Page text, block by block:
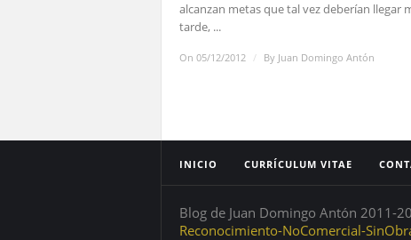
alcanzan metas que tal vez deberían llegar
tarde, ...
On 05/12/2012 / By Juan Domingo Antón
INICIO CURRÍCULUM VITAE
Blog de Juan Domingo Antón 2011-
Reconocimiento-NoComercial-